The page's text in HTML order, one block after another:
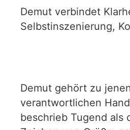
Demut verbindet
Selbstinszenierung,
Demut gehört zu
verantwortlichen
beschrieb Tugend als